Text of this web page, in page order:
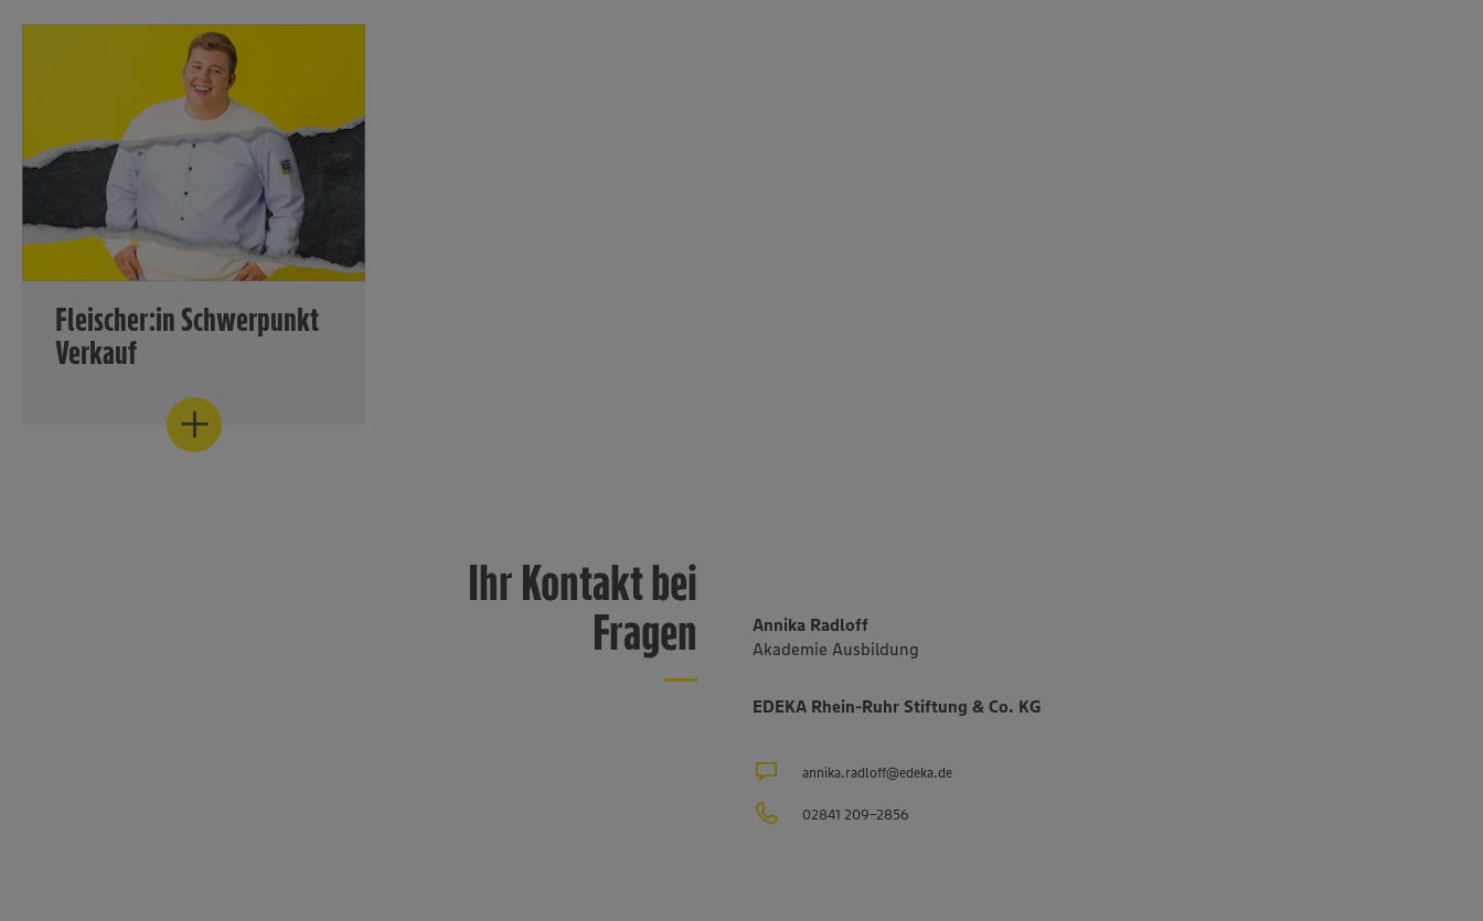
Mehr Informationen finden Sie hier
Fleischer:in Schwerpunkt
Verkauf
Im Rahmen der Ausbildung zum
Fleischer mit dem Schwerpunkt
Verkauf erwerben Ihre
Ihr Kontakt bei
Fragen
Annika Radloff
Akademie Ausbildung
EDEKA Rhein-Ruhr Stiftung & Co. KG
annika.radloff@edeka.de
02841 209-2856